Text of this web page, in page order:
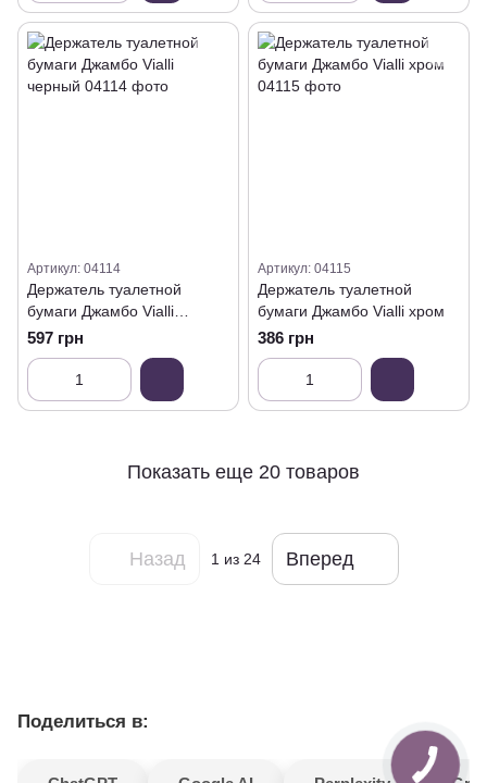
Артикул: 04114
Держатель туалетной
бумаги Джамбо Vialli
черный
597 грн
Артикул: 04115
Держатель туалетной
бумаги Джамбо Vialli хром
386 грн
Показать еще 20 товаров
Назад 1 из 24 Вперед
Поделиться в: